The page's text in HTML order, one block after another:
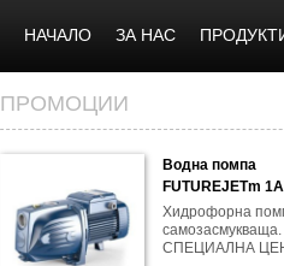
НАЧАЛО ЗА НАС
ПРОМОЦИИ
Водна помпа
FUTUREJETm
Хидрофорна
самозасмукваща.
СПЕЦИАЛНА